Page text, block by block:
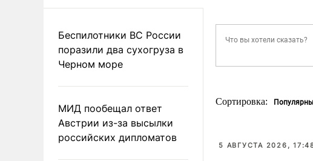
Беспилотники ВС России
поразили два сухогруза в
Черном море
МИД пообещал ответ
Австрии из-за высылки
российских дипломатов
Сортировка:
5 АВГУСТА 2026,